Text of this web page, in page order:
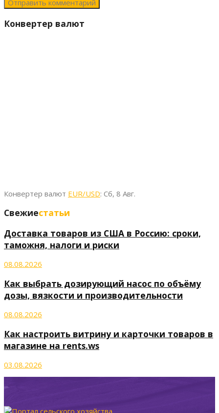
Конвертер валют
Конвертер валют EUR/USD: Сб, 8 Авг.
Свежиестатьи
Доставка товаров из США в Россию: сроки,
таможня, налоги и риски
08.08.2026
Как выбрать дозирующий насос по объёму
дозы, вязкости и производительности
08.08.2026
Как настроить витрину и карточки товаров в
магазине на rents.ws
03.08.2026